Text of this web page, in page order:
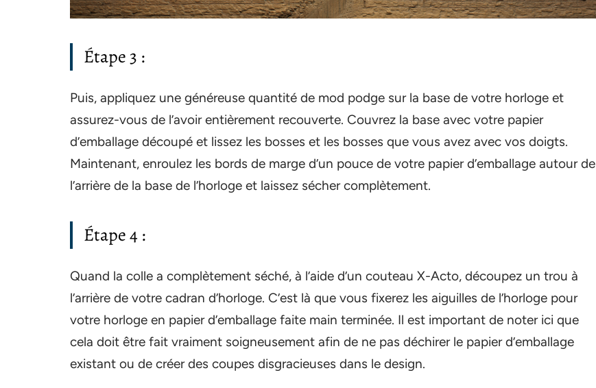
Étape 3 :
Puis, appliquez une généreuse quantité de mod podge sur la base de votre horloge et
assurez-vous de l’avoir entièrement recouverte. Couvrez la base avec votre papier
d’emballage découpé et lissez les bosses et les bosses que vous avez avec vos doigts.
Maintenant, enroulez les bords de marge d’un pouce de votre papier d’emballage autour de
l’arrière de la base de l’horloge et laissez sécher complètement.
Étape 4 :
Quand la colle a complètement séché, à l’aide d’un couteau X-Acto, découpez un trou à
l’arrière de votre cadran d’horloge. C’est là que vous fixerez les aiguilles de l’horloge pour
votre horloge en papier d’emballage faite main terminée. Il est important de noter ici que
cela doit être fait vraiment soigneusement afin de ne pas déchirer le papier d’emballage
existant ou de créer des coupes disgracieuses dans le design.